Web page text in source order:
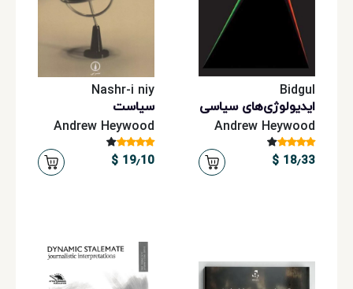
Bidgul
ایدیولوژی‌های سیاسی
Andrew Heywood
18٫33 $
Nashr-i niy
سیاست
Andrew Heywood
19٫10 $